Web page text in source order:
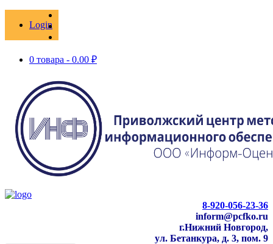
Login
0 товара - 0.00 ₽
8-920-056-23-36
inform@pcfko.ru
г.Нижний Новгород,
ул. Бетанкура, д. 3, пом. 9